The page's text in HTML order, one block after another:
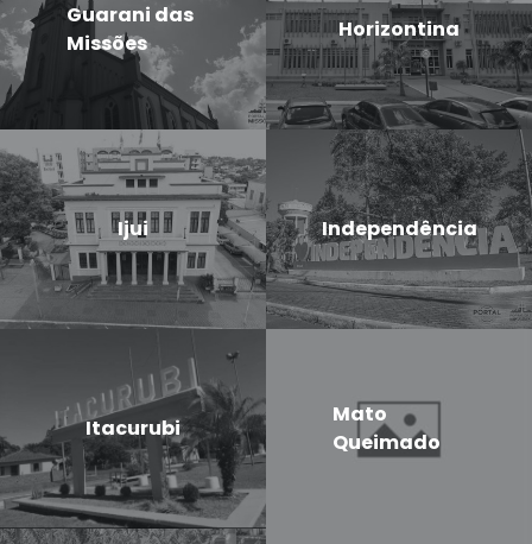
Guarani das
Missões
Horizontina
Ijui Independência
Itacurubi
Mato
Queimado